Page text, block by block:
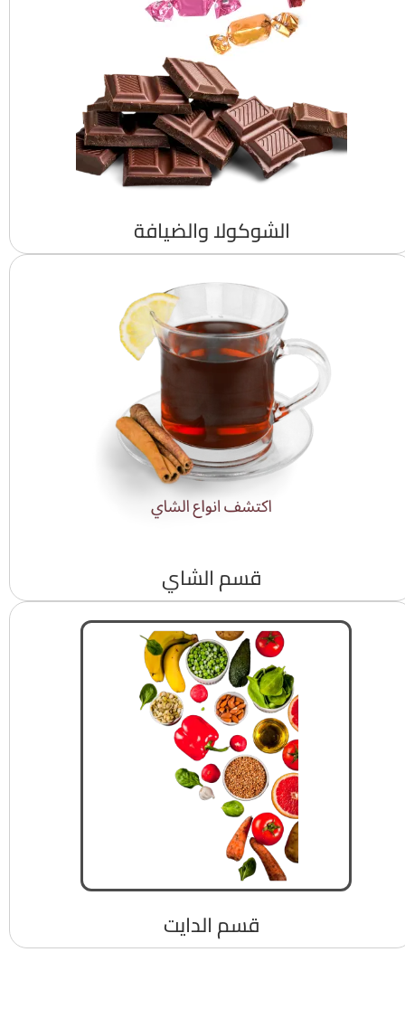
الشوكولا والضيافة
قسم الشاي
قسم الدايت